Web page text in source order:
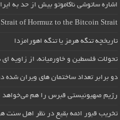
اشاره ساتوشی ناکاموتو بیش از حد به
Strait of Hormuz to the Bitcoin Strait
تاریخچه تنگه هرمز یا تنگه اهورامزدا
تحولات فلسطین و خاورمیانه، از
دو برابر تعداد ساختمان های ویران شده
رژیم صهیونیستی قبرس را هم می‌خواهد
تخریب قبور ائمه بقیع در نظر اهل سنت